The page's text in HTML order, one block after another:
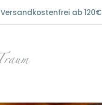
Versandkostenfrei ab 120€